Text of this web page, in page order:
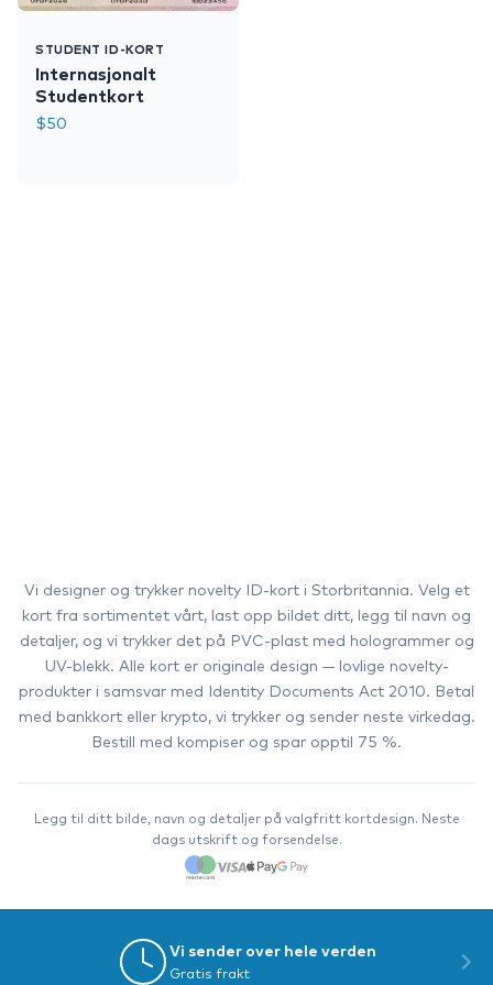
STUDENT ID-KORT
Internasjonalt
Studentkort
$50
Vi designer og trykker novelty ID-kort i Storbritannia. Velg et
kort fra sortimentet vårt, last opp bildet ditt, legg til navn og
detaljer, og vi trykker det på PVC-plast med hologrammer og
UV-blekk. Alle kort er originale design — lovlige novelty-
produkter i samsvar med Identity Documents Act 2010. Betal
med bankkort eller krypto, vi trykker og sender neste virkedag.
Bestill med kompiser og spar opptil 75 %.
Legg til ditt bilde, navn og detaljer på valgfritt kortdesign. Neste
dags utskrift og forsendelse.
Vi sender over hele verden
Gratis frakt